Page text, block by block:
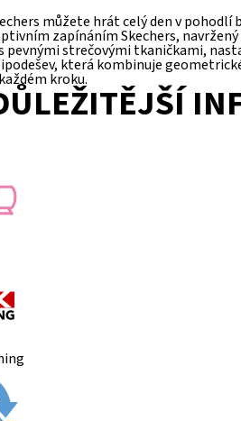
můžete hrát celý den v
zapínáním Skechers,
pevnými strečovými tkaničkami,
která kombinuje
kroku.